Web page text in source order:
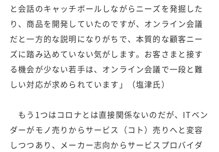
と会話のキャッチボールしながらニーズを発掘した
り、商品を開発していたのですが、オンライン会議
だと一方的な説明になりがちで、本質的な顧客ニー
ズに踏み込めていない気がします。お客さまと接す
る機会が少ない若手は、オンライン会議で一段と難
しい対応が求められています」（塩津氏）
もう1つはコロナとは直接関係ないのだが、ITベン
ダーがモノ売りからサービス（コト）売りへと変容
しつつあり、メーカー志向からサービスプロバイダ